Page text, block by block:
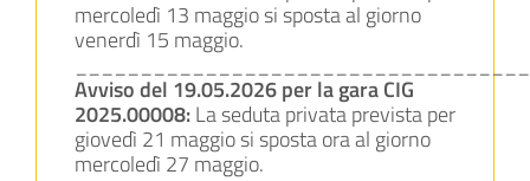
mercoledì 13 maggio si sposta al giorno
venerdì 15 maggio.
Avviso del 19.05.2026 per la gara CIG
2025.00008:La seduta privata prevista per
giovedì 21 maggio si sposta ora al giorno
mercoledì 27 maggio.